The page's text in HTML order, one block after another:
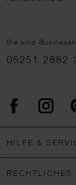
Sie sind
05251 2882
Facebook
HILFE &
RECHTLICHES